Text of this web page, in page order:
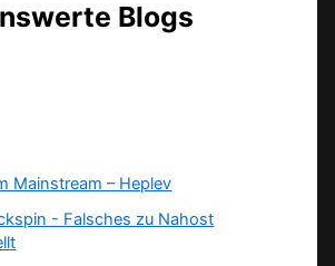
Blogs
Mainstream – Heplev
- Falsches zu Nahost